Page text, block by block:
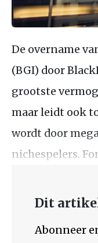
De overname
(BGI) door
grootste
maar leidt ook
wordt door
nichespelers.
Dit
Abonneer